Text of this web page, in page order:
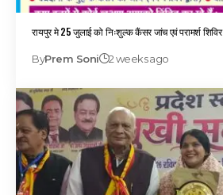
रायपुर मे 25 जुलाई को निःशुल्क कैंसर जांच एवं परामर्श शिविर
ByPrem Soni 2 weeks ago